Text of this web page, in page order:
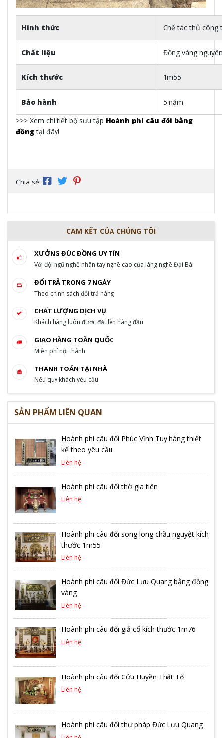
Hình thức Chế tác thủ công
Chất liệu Đồng vàng
Kích thước 1m55
Bảo hành
5 năm
>>> Xem chi tiết bộ sưu tập Hoành phi câu đôi bằng
đồngtại đây!
Chia sẻ:
CAM KẾT CỦA CHÚNG TÔI
XƯỞNG ĐÚC ĐỒNG UY TÍN
Với đội ngũ nghệ nhân tay nghề cao của làng nghề Đại Bái
ĐỔI TRẢ TRONG 7 NGÀY
Theo chính sách đổi trả hàng
CHẤT LƯỢNG DỊCH VỤ
Khách hàng luôn được đặt lên hàng đầu
GIAO HÀNG TOÀN QUỐC
Miễn phí nội thành
THANH TOÁN TẠI NHÀ
Nếu quý khách yêu cầu
SẢN PHẨM LIÊN QUAN
Hoành phi câu đối Phúc Vĩnh Tuy hàng thiết
kế theo yêu cầu
Liên hệ
Hoành phi câu đối thờ gia tiên
Liên hệ
Hoành phi câu đối song long chầu nguyệt kích
thước 1m55
Liên hệ
Hoành phi câu đối Đức Lưu Quang bằng đồng
vàng
Liên hệ
Hoành phi câu đối giả cổ kích thước 1m76
Liên hệ
Hoành phi câu đối Cửu Huyền Thất Tổ
Liên hệ
Hoành phi câu đối thư pháp Đức Lưu Quang